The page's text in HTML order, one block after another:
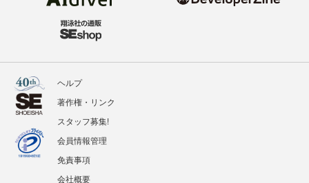
ヘルプ
著作権・リンク
スタッフ募集!
会員情報管理
免責事項
会社概要